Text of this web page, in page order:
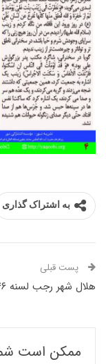
به اشتراک گذاری
پست قبلی
هلال شهر رجب لسنه ١۴۴۶هـ
ممکن است